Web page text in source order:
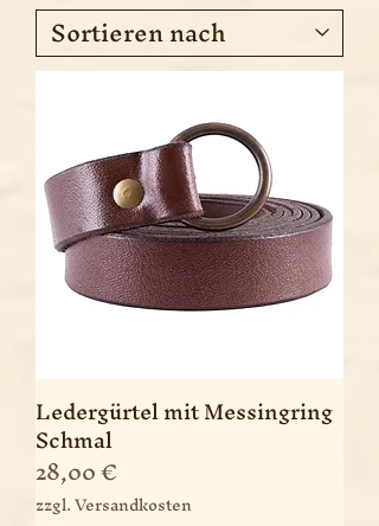
Ledergürtel mit Messingring
Schmal
Preis
28,00 €
zzgl. Versandkosten